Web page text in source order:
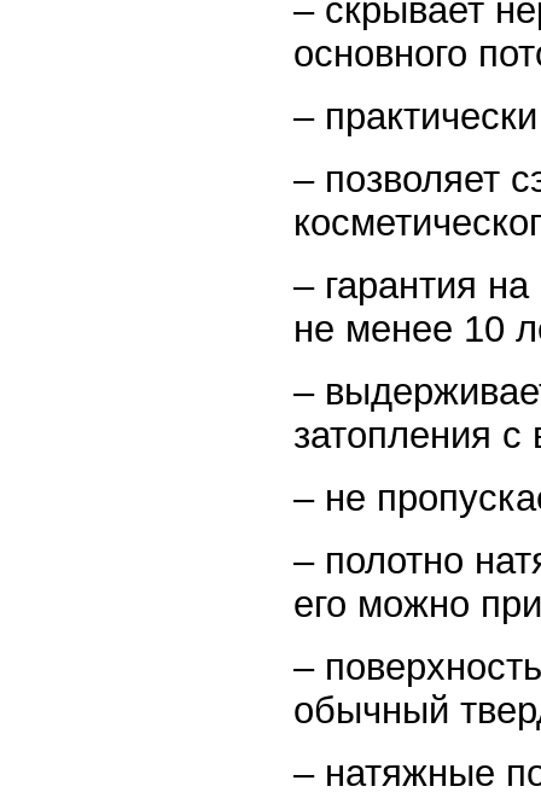
– скрывает
основного
–
– позволяет
– гарантия
не менее 10
–
затопления с
– не
– полотно
его можно
–
обычный
– натяжные